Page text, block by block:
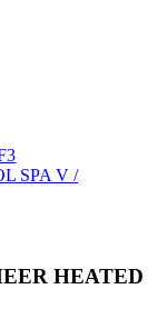
SPA V /
HEATED